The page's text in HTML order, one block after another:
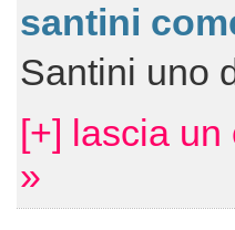
santini
Santini uno
[+] lascia un
»